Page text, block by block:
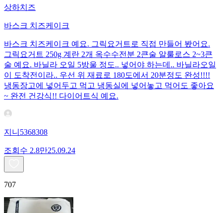
상하치즈
바스크 치즈케이크
바스크 치즈케이크 예요. 그릭요거트로 직접 만들어 봤어요.
그릭요거트 250g 계란 2개 옥수수전분 2큰술 알룰로스 2~3큰
술 예요. 바닐라 오일 5방울 정도.. 넣어야 하는데.. 바닐라오일
이 도착전이라.. 우선 위 재료로 180도에서 20분정도 완성!!!!
냉동장고에 넣어두고 먹고 냉동실에 넣어놓고 먹어도 좋아요
~ 완전 건강식!! 다이어트식 예요.
지니5368308
조회수 2.8만25.09.24
707